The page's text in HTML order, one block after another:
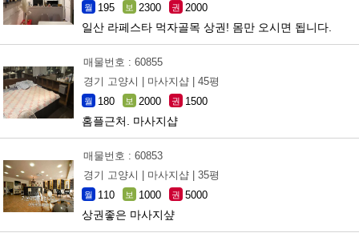
월 195 보 2300 권 2000
일산 라페스타 먹자골목 상권! 몸만 오시면 됩니다.
매물번호 : 60855
경기 고양시 |
마사지샵 | 45평
월 180 보 2000 권 1500
홈플근처. 마사지샵
매물번호 : 60853
경기 고양시 |
마사지샵 | 35평
월 110 보 1000 권 5000
상권좋은 마사지샾